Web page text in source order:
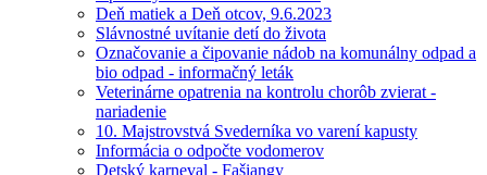
Deň matiek a Deň otcov, 9.6.2023
Slávnostné uvítanie detí do života
Označovanie a čipovanie nádob na komunálny odpad a
bio odpad - informačný leták
Veterinárne opatrenia na kontrolu chorôb zvierat -
nariadenie
10. Majstrovstvá Svederníka vo varení kapusty
Informácia o odpočte vodomerov
Detský karneval - Fašiangy